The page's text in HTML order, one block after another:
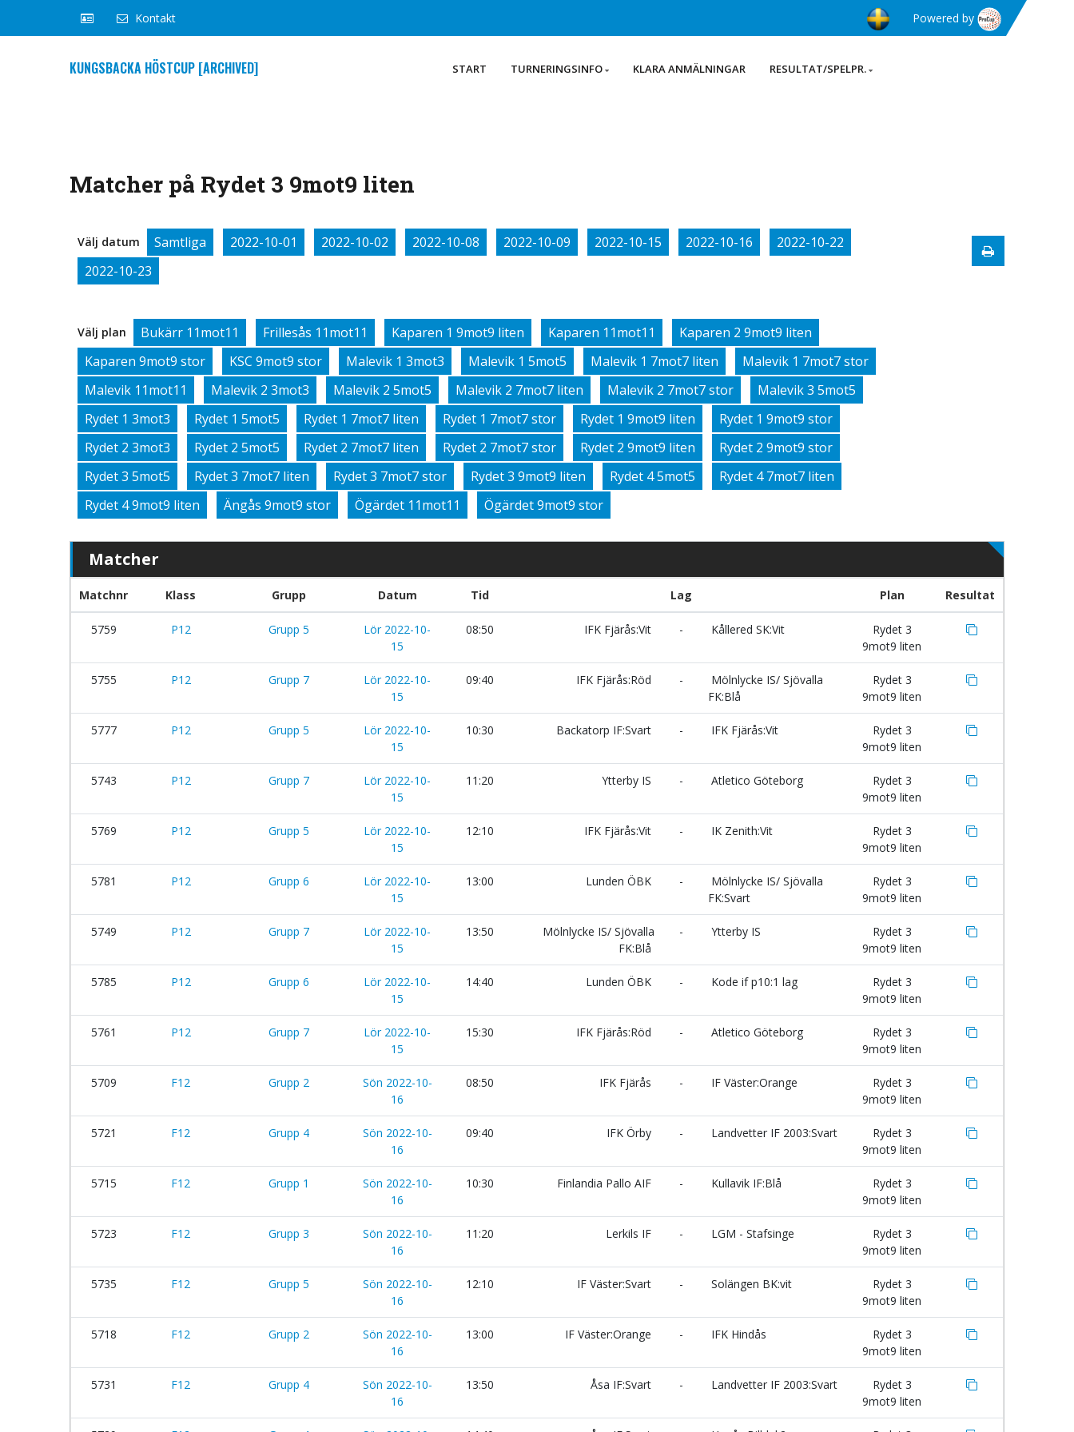
Kontakt Powered by
KUNGSBACKA HÖSTCUP [ARCHIVED] START TURNERINGSINFO KLARA ANMÄLNINGAR RESULTAT/SPELPR.
Matcher på Rydet 3 9mot9 liten
Välj datum Samtliga 2022-10-01 2022-10-02 2022-10-08 2022-10-09 2022-10-15 2022-10-16
2022-10-22
2022-10-23
Välj plan Bukärr 11mot11 Frillesås 11mot11 Kaparen 1 9mot9 liten Kaparen 11mot11
Kaparen 2 9mot9 liten
Kaparen 9mot9 stor
KSC 9mot9 stor Malevik 1 3mot3 Malevik 1 5mot5 Malevik 1 7mot7 liten
Malevik 1 7mot7 stor
Malevik 11mot11
Malevik 2 3mot3 Malevik 2 5mot5 Malevik 2 7mot7 liten Malevik 2 7mot7 stor
Malevik 3 5mot5
Rydet 1 3mot3
Rydet 1 5mot5 Rydet 1 7mot7 liten Rydet 1 7mot7 stor Rydet 1 9mot9 liten
Rydet 1 9mot9 stor
Rydet 2 3mot3
Rydet 2 5mot5 Rydet 2 7mot7 liten Rydet 2 7mot7 stor Rydet 2 9mot9 liten
Rydet 2 9mot9 stor
Rydet 3 5mot5
Rydet 3 7mot7 liten Rydet 3 7mot7 stor Rydet 3 9mot9 liten Rydet 4 5mot5
Rydet 4 7mot7 liten
Rydet 4 9mot9 liten
Ängås 9mot9 stor Ögärdet 11mot11 Ögärdet 9mot9 stor
Matcher
Matchnr Klass Grupp Datum Tid Lag Plan Resultat
5759 P12 Grupp 5
Lör 2022-10-
15
08:50 IFK Fjärås:Vit - Kållered SK:Vit
Rydet 3
9mot9 liten
5755 P12 Grupp 7
Lör 2022-10-
15
09:40 IFK Fjärås:Röd -
Mölnlycke IS/ Sjövalla
FK:Blå
Rydet 3
9mot9 liten
5777 P12 Grupp 5
Lör 2022-10-
15
10:30 Backatorp IF:Svart - IFK Fjärås:Vit
Rydet 3
9mot9 liten
5743 P12 Grupp 7
Lör 2022-10-
15
11:20 Ytterby IS - Atletico Göteborg
Rydet 3
9mot9 liten
5769 P12 Grupp 5
Lör 2022-10-
15
12:10 IFK Fjärås:Vit - IK Zenith:Vit
Rydet 3
9mot9 liten
5781 P12 Grupp 6
Lör 2022-10-
15
13:00 Lunden ÖBK -
Mölnlycke IS/ Sjövalla
FK:Svart
Rydet 3
9mot9 liten
5749 P12 Grupp 7
Lör 2022-10-
15
13:50
Mölnlycke IS/ Sjövalla
FK:Blå
- Ytterby IS
Rydet 3
9mot9 liten
5785 P12 Grupp 6
Lör 2022-10-
15
14:40 Lunden ÖBK - Kode if p10:1 lag
Rydet 3
9mot9 liten
5761 P12 Grupp 7
Lör 2022-10-
15
15:30 IFK Fjärås:Röd - Atletico Göteborg
Rydet 3
9mot9 liten
5709 F12 Grupp 2
Sön 2022-10-
16
08:50 IFK Fjärås - IF Väster:Orange
Rydet 3
9mot9 liten
5721 F12 Grupp 4
Sön 2022-10-
16
09:40 IFK Örby - Landvetter IF 2003:Svart
Rydet 3
9mot9 liten
5715 F12 Grupp 1
Sön 2022-10-
16
10:30 Finlandia Pallo AIF - Kullavik IF:Blå
Rydet 3
9mot9 liten
5723 F12 Grupp 3
Sön 2022-10-
16
11:20 Lerkils IF - LGM - Stafsinge
Rydet 3
9mot9 liten
5735 F12 Grupp 5
Sön 2022-10-
16
12:10 IF Väster:Svart - Solängen BK:vit
Rydet 3
9mot9 liten
5718 F12 Grupp 2
Sön 2022-10-
16
13:00 IF Väster:Orange - IFK Hindås
Rydet 3
9mot9 liten
5731 F12 Grupp 4
Sön 2022-10-
16
13:50 Åsa IF:Svart - Landvetter IF 2003:Svart
Rydet 3
9mot9 liten